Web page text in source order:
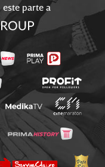
este parte a